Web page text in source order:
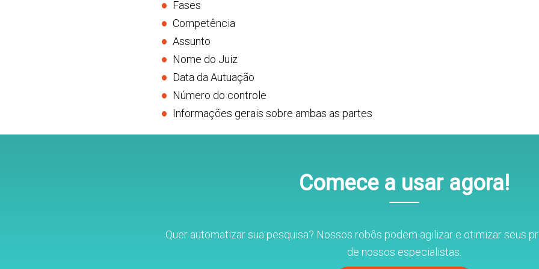
Fases
Competência
Assunto
Nome do Juiz
Data da Autuação
Número do controle
Informações gerais sobre ambas as partes
Comece a usar agora!
Quer automatizar sua pesquisa? Nossos robôs podem agilizar e otimizar seus
de nossos especialistas.